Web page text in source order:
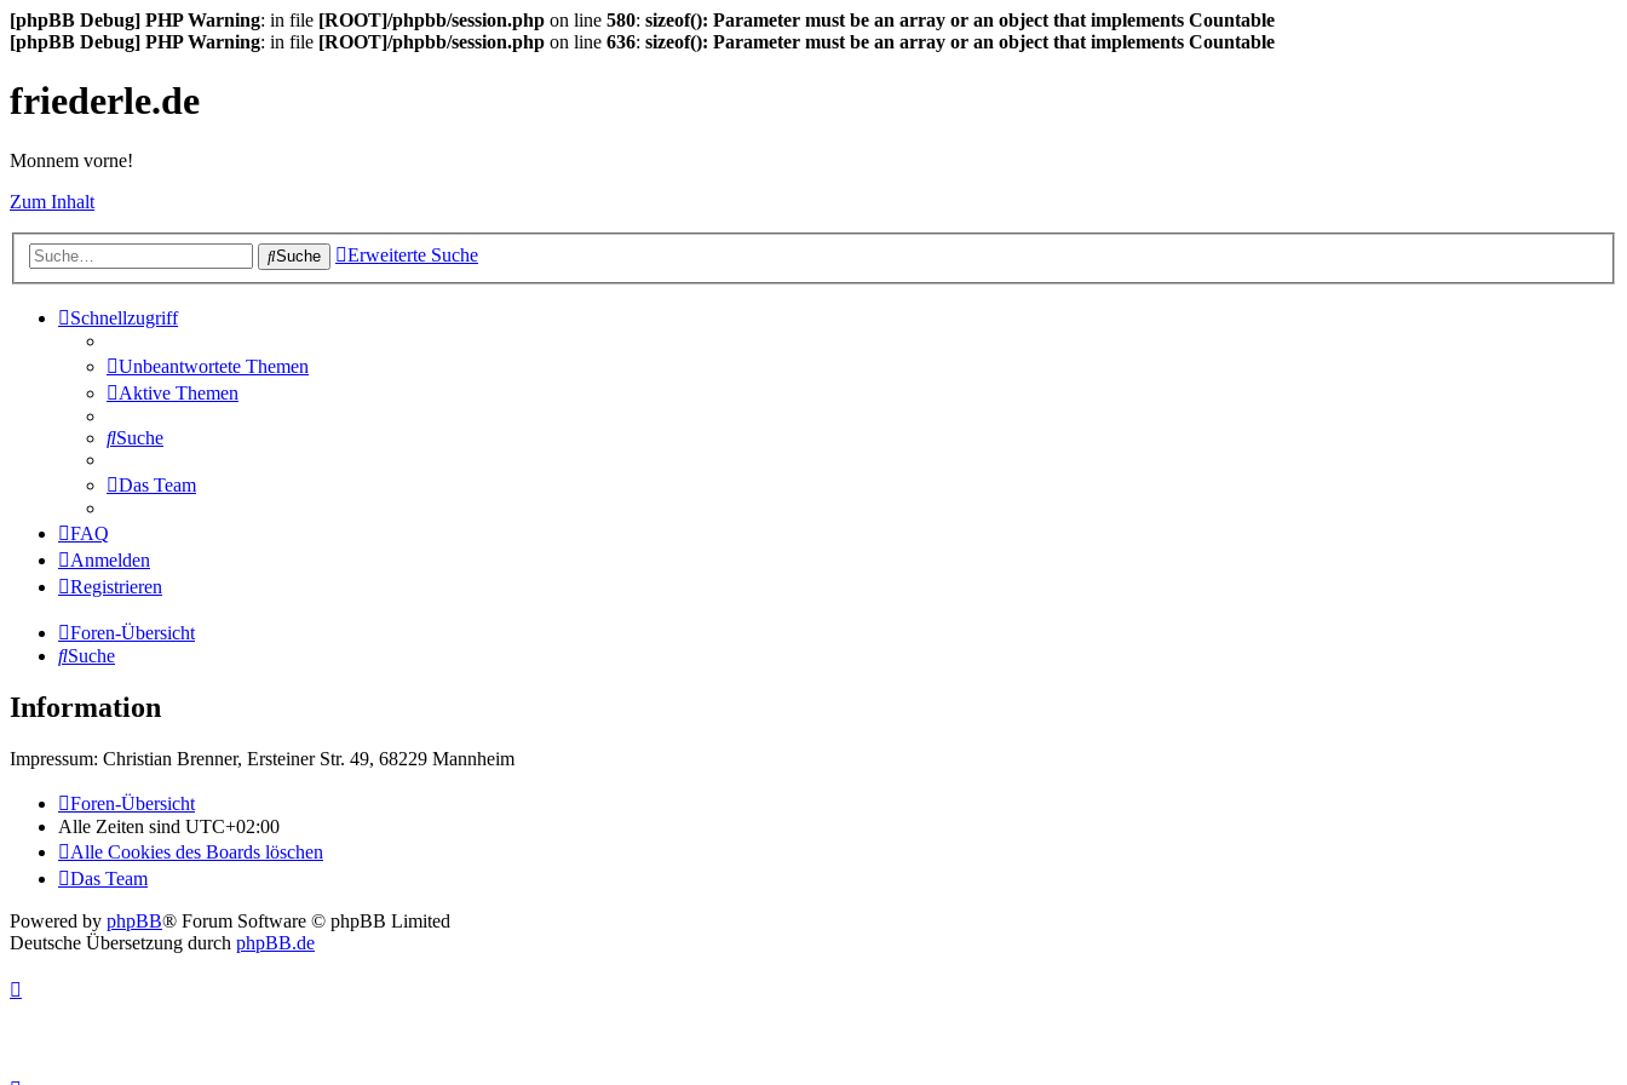
[phpBB Debug] PHP Warning: in file [ROOT]/phpbb/session.php on line 580: sizeof(): Parameter must be an array or an object that implements Countable
[phpBB Debug] PHP Warning: in file [ROOT]/phpbb/session.php on line 636: sizeof(): Parameter must be an array or an object that implements Countable
friederle.de
Monnem vorne!
Zum Inhalt
Suche Erweiterte Suche
Schnellzugriff
Unbeantwortete Themen
Aktive Themen
Suche
Das Team
FAQ
Anmelden
Registrieren
Foren-Übersicht
Suche
Information
Impressum: Christian Brenner, Ersteiner Str. 49, 68229 Mannheim
Foren-Übersicht
Alle Zeiten sind UTC+02:00
Alle Cookies des Boards löschen
Das Team
Powered by phpBB® Forum Software © phpBB Limited
Deutsche Übersetzung durch phpBB.de